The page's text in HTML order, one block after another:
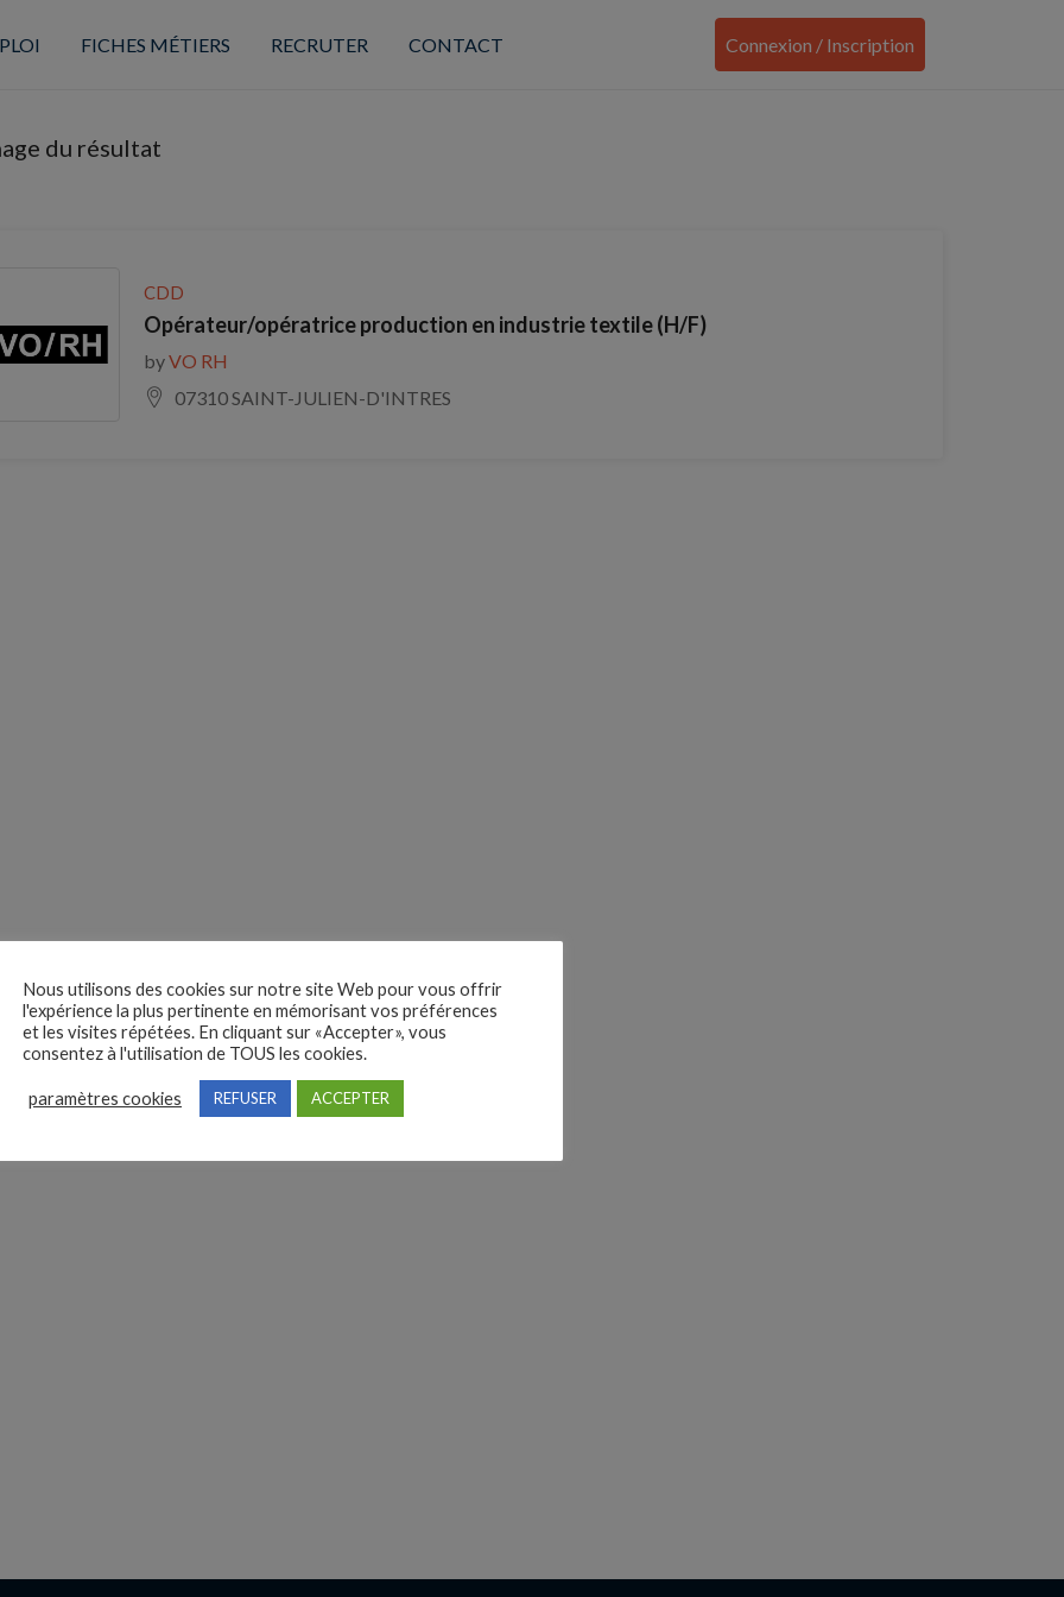
FICHES MÉTIERS RECRUTER CONTACT Connexion / Inscription
du résultat
CDD
Opérateur/opératrice production en industrie textile (H/F)
byVO RH
07310 SAINT-JULIEN-D'INTRES
Nous utilisons des cookies sur notre site Web pour vous offrir
l'expérience la plus pertinente en mémorisant vos préférences
et les visites répétées. En cliquant sur «Accepter», vous
consentez à l'utilisation de TOUS les cookies.
paramètres cookies REFUSER ACCEPTER